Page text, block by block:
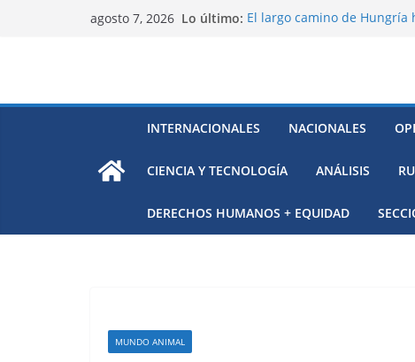
agosto 7, 2026 Lo último: El largo camino de Hungría
México
El océano Pacífico bajo
INTERNACIONALES NACIONALES
CIENCIA Y TECNOLOGÍA ANÁLISIS
DERECHOS HUMANOS + EQUIDAD
MUNDO ANIMAL